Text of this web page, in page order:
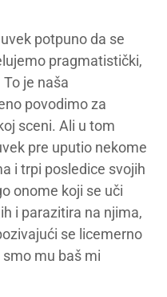
potpuno da se
pragmatistički,
je naša
povodimo za
sceni. Ali u tom
pre uputio nekome
i trpi posledice svojih
onome koji se uči
i parazitira na njima,
se licemerno
mu baš mi